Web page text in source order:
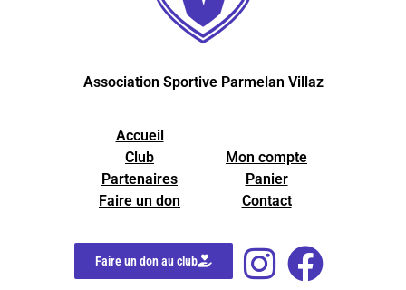
Association Sportive Parmelan Villaz
Accueil
Club
Partenaires
Faire un don
Mon compte
Panier
Contact
Faire un don au club